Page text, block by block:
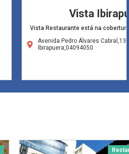
Vista
Vista Restaurante está na
Avenida Pedro Álvares
Ibirapuera,04094050